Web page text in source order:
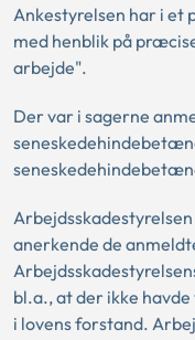
Ankestyrelsen har i et
med henblik på
arbejde".
Der var i sagerne
anerkende de
bl.a., at der ikke
i lovens forstand.